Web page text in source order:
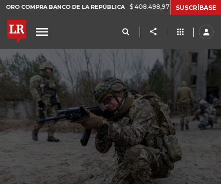
BANCO DE LA REPÚBLICA $ 408.498,97 +$ 8.753,81 +2,19%
SUSCRÍBASE